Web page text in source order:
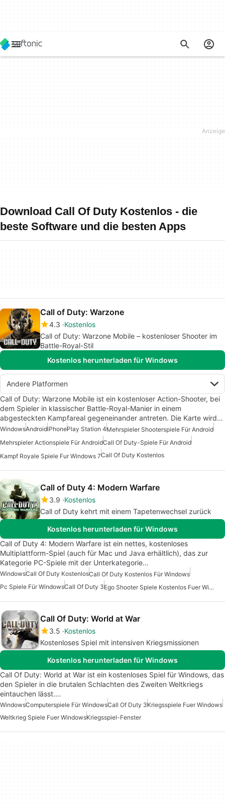
Download Call Of Duty Kostenlos - die
beste Software und die besten Apps
Call of Duty: Warzone
4.3 Kostenlos
Call of Duty: Warzone Mobile – kostenloser Shooter im
Battle-Royal-Stil
Kostenlos herunterladen für Windows
Andere Platformen
Call of Duty: Warzone Mobile ist ein kostenloser Action-Shooter, bei
dem Spieler in klassischer Battle-Royal-Manier in einem
abgesteckten Kampfareal gegeneinander antreten. Die Karte wird…
WindowsAndroidiPhonePlay Station 4Mehrspieler Shooterspiele Für Android
Mehrspieler Actionspiele Für AndroidCall Of Duty-Spiele Für Android
Kampf Royale Spiele Fur Windows 7Call Of Duty Kostenlos
Call of Duty 4: Modern Warfare
3.9 Kostenlos
Call of Duty kehrt mit einem Tapetenwechsel zurück
Kostenlos herunterladen für Windows
Call of Duty 4: Modern Warfare ist ein nettes, kostenloses
Multiplattform-Spiel (auch für Mac und Java erhältlich), das zur
Kategorie PC-Spiele mit der Unterkategorie…
WindowsCall Of Duty KostenlosCall Of Duty Kostenlos Für Windows
Pc Spiele Für WindowsCall Of Duty 3 Ego Shooter Spiele Kostenlos Fuer Windows
Call Of Duty: World at War
3.5 Kostenlos
Kostenloses Spiel mit intensiven Kriegsmissionen
Kostenlos herunterladen für Windows
Call Of Duty: World at War ist ein kostenloses Spiel für Windows, das
den Spieler in die brutalen Schlachten des Zweiten Weltkriegs
eintauchen lässt.…
WindowsComputerspiele Für WindowsCall Of Duty 3Kriegsspiele Fuer Windows
Weltkrieg Spiele Fuer WindowsKriegsspiel-Fenster